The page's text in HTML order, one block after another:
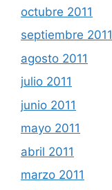
octubre 2011
septiembre 2011
agosto 2011
julio 2011
junio 2011
mayo 2011
abril 2011
marzo 2011